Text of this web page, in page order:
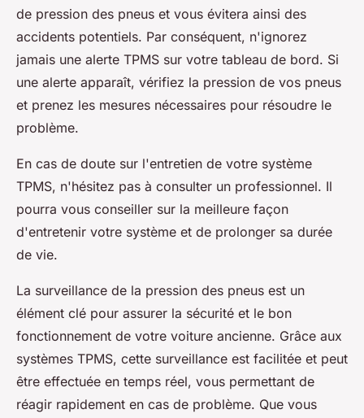
de pression des pneus et vous évitera ainsi des
accidents potentiels. Par conséquent, n'ignorez
jamais une alerte TPMS sur votre tableau de bord. Si
une alerte apparaît, vérifiez la pression de vos pneus
et prenez les mesures nécessaires pour résoudre le
problème.
En cas de doute sur l'entretien de votre système
TPMS, n'hésitez pas à consulter un professionnel. Il
pourra vous conseiller sur la meilleure façon
d'entretenir votre système et de prolonger sa durée
de vie.
La surveillance de la pression des pneus est un
élément clé pour assurer la sécurité et le bon
fonctionnement de votre voiture ancienne. Grâce aux
systèmes TPMS, cette surveillance est facilitée et peut
être effectuée en temps réel, vous permettant de
réagir rapidement en cas de problème. Que vous